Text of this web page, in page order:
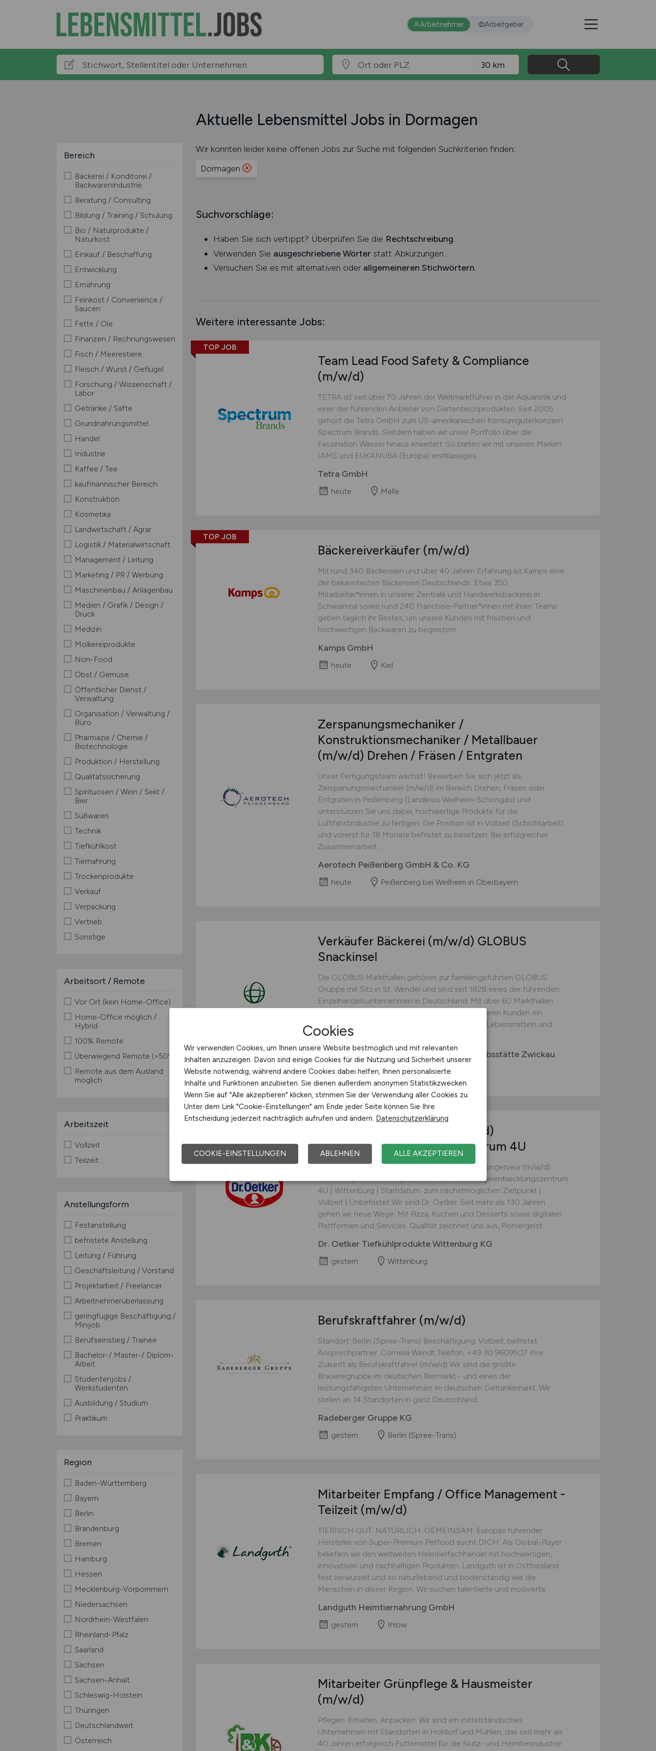
Arbeitnehmer Arbeitgeber
Aktuelle Lebensmittel Jobs in Dormagen
Bereich
Bäckerei / Konditorei /
Backwarenindustrie
Beratung / Consulting
Bildung / Training / Schulung
Bio / Naturprodukte /
Naturkost
Einkauf / Beschaffung
Entwicklung
Ernährung
Feinkost / Convenience /
Saucen
Fette / Öle
Finanzen / Rechnungswesen
Fisch / Meerestiere
Fleisch / Wurst / Geflügel
Forschung / Wissenschaft /
Labor
Getränke / Säfte
Grundnahrungsmittel
Handel
Industrie
Kaffee / Tee
kaufmännischer Bereich
Konstruktion
Kosmetika
Landwirtschaft / Agrar
Logistik / Materialwirtschaft
Management / Leitung
Marketing / PR / Werbung
Maschinenbau / Anlagenbau
Medien / Grafik / Design /
Druck
Medizin
Molkereiprodukte
Non-Food
Obst / Gemüse
Öffentlicher Dienst /
Verwaltung
Organisation / Verwaltung /
Büro
Pharmazie / Chemie /
Biotechnologie
Produktion / Herstellung
Qualitätssicherung
Spirituosen / Wein / Sekt /
Bier
Süßwaren
Technik
Tiefkühlkost
Tiernahrung
Trockenprodukte
Verkauf
Verpackung
Vertrieb
Sonstige
Arbeitsort / Remote
Vor Ort (kein Home-Office)
Home-Office möglich /
Hybrid
100% Remote
Überwiegend Remote (>50%)
Remote aus dem Ausland
möglich
Arbeitszeit
Vollzeit
Teilzeit
Anstellungsform
Festanstellung
befristete Anstellung
Leitung / Führung
Geschäftsleitung / Vorstand
Projektarbeit / Freelancer
Arbeitnehmerüberlassung
geringfügige Beschäftigung /
Minijob
Berufseinstieg / Trainee
Bachelor-/ Master-/ Diplom-
Arbeit
Studentenjobs /
Werkstudenten
Ausbildung / Studium
Praktikum
Region
Baden-Württemberg
Bayern
Berlin
Brandenburg
Bremen
Hamburg
Hessen
Mecklenburg-Vorpommern
Niedersachsen
Nordrhein-Westfalen
Rheinland-Pfalz
Saarland
Sachsen
Sachsen-Anhalt
Schleswig-Holstein
Thüringen
Deutschlandweit
Österreich
Wir konnten leider keine offenen Jobs zur Suche mit folgenden Suchkriterien finden:
Dormagen
Suchvorschläge:
Haben Sie sich vertippt? Überprüfen Sie die Rechtschreibung.
Verwenden Sie ausgeschriebene Wörter statt Abkürzungen.
Versuchen Sie es mit alternativen oder allgemeineren Stichwörtern.
Weitere interessante Jobs:
TOP JOB
Team Lead Food Safety & Compliance
(m/w/d)
TETRA ist seit über 70 Jahren der Weltmarktführer in der Aquaristik und
einer der führenden Anbieter von Gartenteichprodukten. Seit 2005
gehört die Tetra GmbH zum US-amerikanischen Konsumgüterkonzern
Spectrum Brands. Seitdem haben wir unser Portfolio über die
Faszination Wasser hinaus erweitert. So bieten wir mit unseren Marken
IAMS und EUKANUBA (Europa) erstklassiges...
Tetra GmbH
heute Melle
TOP JOB
Bäckereiverkäufer (m/w/d)
Mit rund 340 Bäckereien und über 40 Jahren Erfahrung ist Kamps eine
der bekanntesten Bäckereien Deutschlands. Etwa 350
Mitarbeiter*innen in unserer Zentrale und Handwerksbäckerei in
Schwalmtal sowie rund 240 Franchise-Partner*innen mit ihren Teams
geben täglich ihr Bestes, um unsere Kunden mit frischen und
hochwertigen Backwaren zu begeistern...
Kamps GmbH
heute Kiel
Zerspanungsmechaniker /
Konstruktionsmechaniker / Metallbauer
(m/w/d) Drehen / Fräsen / Entgraten
Unser Fertigungsteam wächst! Bewerben Sie sich jetzt als
Zerspanungsmechaniker (m/w/d) im Bereich Drehen, Fräsen oder
Entgraten in Peißenberg (Landkreis Weilheim-Schongau) und
unterstützen Sie uns dabei, hochwertige Produkte für die
Luftfahrtindustrie zu fertigen. Die Position ist in Vollzeit (Schichtarbeit)
und vorerst für 18 Monate befristet zu besetzen. Bei erfolgreicher
Zusammenarbeit...
Aerotech Peißenberg GmbH & Co. KG
heute Peißenberg bei Weilheim in Oberbayern
Verkäufer Bäckerei (m/w/d) GLOBUS
Snackinsel
Die GLOBUS Markthallen gehören zur familiengeführten GLOBUS
Gruppe mit Sitz in St. Wendel und sind seit 1828 eines der führenden
Einzelhandelsunternehmen in Deutschland. Mit über 60 Markthallen
und rund 20.000 Mitarbeitenden bieten wir unseren Kunden ein
einzigartiges Einkaufserlebnis mit hochwertigen Lebensmitteln und
Non-Food-Artikeln....
Globus Handelshof GmbH & Co. KG Betriebsstätte Zwickau
gestern Zwickau
(m/w/d)
Technologieentwicklungszentrum 4U
Zum Hauptinhalt Jetzt bewerben » Entwicklungsingenieur (m/w/d)
Technologieentwicklungszentrum 4U Technologieentwicklungszentrum
4U | Wittenburg | Startdatum: zum nächstmöglichen Zeitpunkt |
Vollzeit | Unbefristet Wir sind Dr. Oetker. Seit mehr als 130 Jahren
gehen wir neue Wege. Mit Pizza, Kuchen und Desserts sowie digitalen
Plattformen und Services. Qualität zeichnet uns aus, Pioniergeist...
Dr. Oetker Tiefkühlprodukte Wittenburg KG
gestern Wittenburg
Berufskraftfahrer (m/w/d)
Standort: Berlin (Spree-Trans) Beschäftigung: Vollzeit, befristet
Ansprechpartner: Cornelia Wendt Telefon: +49 30 9609507 Ihre
Zukunft als Berufskraftfahrer (m/w/d) Wir sind die größte
Brauereigruppe im deutschen Biermarkt - und eines der
leistungsfähigsten Unternehmen im deutschen Getränkemarkt: Wir
stellen an 14 Standorten in ganz Deutschland...
Radeberger Gruppe KG
gestern Berlin (Spree-Trans)
Mitarbeiter Empfang / Office Management -
Teilzeit (m/w/d)
TIERISCH GUT. NATÜRLICH. GEMEINSAM. Europas führender
Hersteller von Super-Premium Petfood sucht DICH. Als Global-Player
beliefern wir den weltweiten Heimtierfachhandel mit hochwertigen,
innovativen und nachhaltigen Produkten. Landguth ist in Ostfriesland
fest verwurzelt und so naturliebend und bodenständig wie die
Menschen in dieser Region. Wir suchen talentierte und motivierte...
Landguth Heimtiernahrung GmbH
gestern Ihlow
Mitarbeiter Grünpflege & Hausmeister
(m/w/d)
Pflegen. Erhalten. Anpacken. Wir sind ein mittelständisches
Unternehmen mit Standorten in Holdorf und Mühlen, das seit mehr als
40 Jahren erfolgreich Futtermittel für die Nutz- und Heimtierindustrie
Cookies
Wir verwenden Cookies, um Ihnen unsere Website bestmöglich und mit relevanten
Inhalten anzuzeigen. Davon sind einige Cookies für die Nutzung und Sicherheit unserer
Website notwendig, während andere Cookies dabei helfen, Ihnen personalisierte
Inhalte und Funktionen anzubieten. Sie dienen außerdem anonymen Statistikzwecken.
Wenn Sie auf "Alle akzeptieren" klicken, stimmen Sie der Verwendung aller Cookies zu.
Unter dem Link "Cookie-Einstellungen" am Ende jeder Seite können Sie Ihre
Entscheidung jederzeit nachträglich aufrufen und ändern. Datenschutzerklärung
COOKIE-EINSTELLUNGEN ABLEHNEN ALLE AKZEPTIEREN